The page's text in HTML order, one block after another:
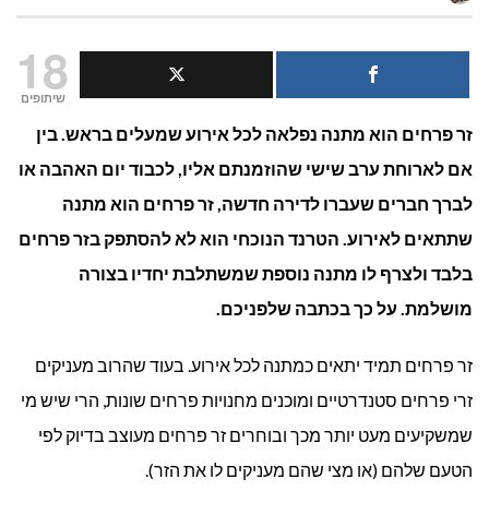
פרחים:
להעניק
שאוהבים
18
שיתופים
זר פרחים הוא מתנה נפלאה לכל אירוע שמעלים בראש. בין
אם לארוחת ערב שישי שהוזמנתם אליו, לכבוד יום האהבה או
לברך חברים שעברו לדירה חדשה, זר פרחים הוא מתנה
שתתאים לאירוע. הטרנד הנוכחי הוא לא להסתפק בזר פרחים
בלבד ולצרף לו מתנה נוספת שמשתלבת יחדיו בצורה
מושלמת. על כך בכתבה שלפניכם.
זר פרחים תמיד יתאים כמתנה לכל אירוע. בעוד שהרוב מעניקים
זרי פרחים סטנדרטיים ומוכנים מחנויות פרחים שונות, הרי שיש מי
שמשקיעים מעט יותר מכך ובוחרים זר פרחים מעוצב בדיוק לפי
הטעם שלהם (או מצי שהם מעניקים לו את הזר).